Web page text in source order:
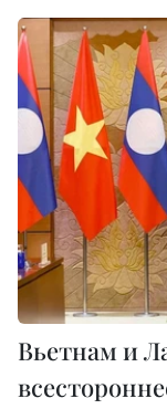
Вьетнам и